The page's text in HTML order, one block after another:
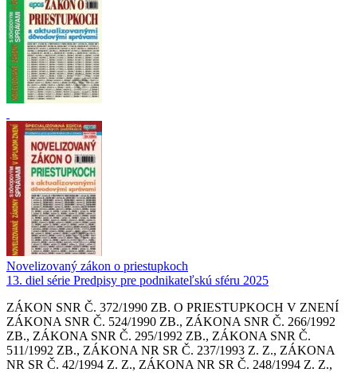
Novelizovaný zákon o priestupkoch
13. diel série Predpisy pre podnikateľskú sféru 2025
ZÁKON SNR Č. 372/1990 ZB. O PRIESTUPKOCH V ZNENÍ
ZÁKONA SNR Č. 524/1990 ZB., ZÁKONA SNR Č. 266/1992
ZB., ZÁKONA SNR Č. 295/1992 ZB., ZÁKONA SNR Č.
511/1992 ZB., ZÁKONA NR SR Č. 237/1993 Z. Z., ZÁKONA
NR SR Č. 42/1994 Z. Z., ZÁKONA NR SR Č. 248/1994 Z. Z.,